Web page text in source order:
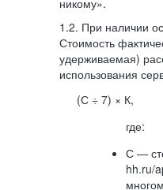
никому».
1.2. При наличии
Стоимость
удерживаемая)
использования
(С ÷ 7) × К,
где:
С —
hh.ru/